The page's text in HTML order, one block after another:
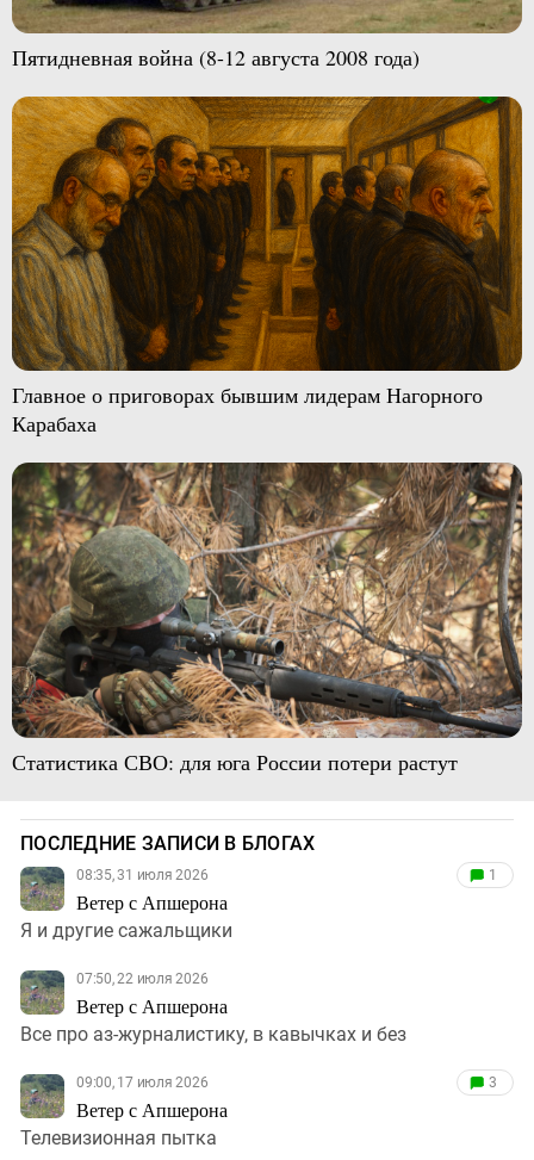
Пятидневная война (8-12 августа 2008 года)
Главное о приговорах бывшим лидерам Нагорного
Карабаха
Статистика СВО: для юга России потери растут
ПОСЛЕДНИЕ ЗАПИСИ В БЛОГАХ
08:35, 31 июля 2026
Ветер с Апшерона
1
Я и другие сажальщики
07:50, 22 июля 2026
Ветер с Апшерона
Все про аз-журналистику, в кавычках и без
09:00, 17 июля 2026
Ветер с Апшерона
3
Телевизионная пытка